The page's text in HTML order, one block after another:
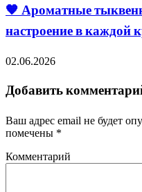
🧡 Ароматные
настроение в каждой
02.06.2026
Добавить
Ваш адрес email не будет
помечены *
Комментарий